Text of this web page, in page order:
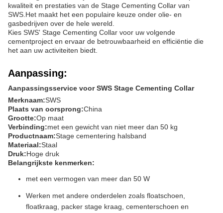
kwaliteit en prestaties van de Stage Cementing Collar van
SWS.Het maakt het een populaire keuze onder olie- en
gasbedrijven over de hele wereld.
Kies SWS' Stage Cementing Collar voor uw volgende
cementproject en ervaar de betrouwbaarheid en efficiëntie die
het aan uw activiteiten biedt.
Aanpassing:
Aanpassingsservice voor SWS Stage Cementing Collar
Merknaam:SWS
Plaats van oorsprong:China
Grootte:Op maat
Verbinding:met een gewicht van niet meer dan 50 kg
Productnaam:Stage cementering halsband
Materiaal:Staal
Druk:Hoge druk
Belangrijkste kenmerken:
met een vermogen van meer dan 50 W
Werken met andere onderdelen zoals floatschoen,
floatkraag, packer stage kraag, cementerschoen en